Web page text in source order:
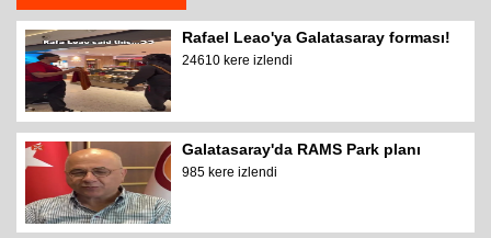
Rafael Leao'ya Galatasaray forması!
24610 kere izlendi
Galatasaray'da RAMS Park planı
985 kere izlendi